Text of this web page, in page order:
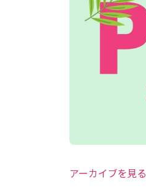
アーカイブを見る